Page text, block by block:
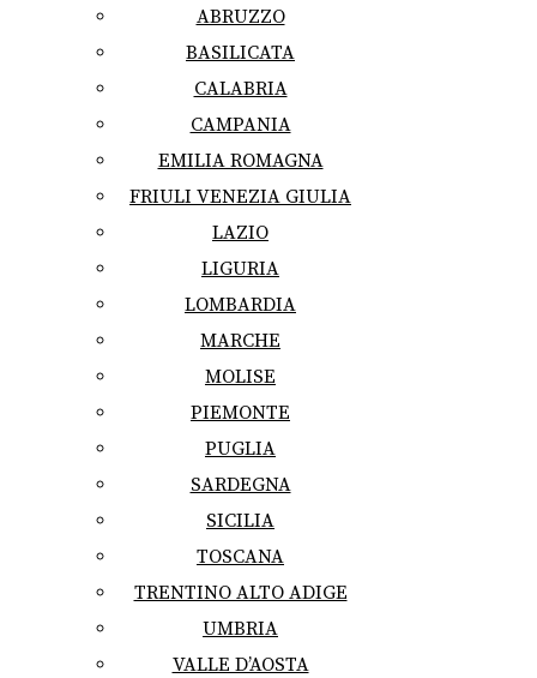
ABRUZZO
BASILICATA
CALABRIA
CAMPANIA
EMILIA ROMAGNA
FRIULI VENEZIA GIULIA
LAZIO
LIGURIA
LOMBARDIA
MARCHE
MOLISE
PIEMONTE
PUGLIA
SARDEGNA
SICILIA
TOSCANA
TRENTINO ALTO ADIGE
UMBRIA
VALLE D’AOSTA